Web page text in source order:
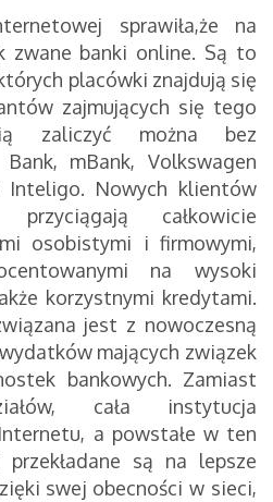
sprawiła,że na
zwane banki online. Są to
placówki znajdują się
zajmujących się tego
zaliczyć można bez
mBank, Volkswagen
Nowych klientów
całkowicie
osobistymi i firmowymi,
na wysoki
korzystnymi kredytami.
jest z nowoczesną
mających związek
bankowych. Zamiast
cała instytucja
a powstałe w ten
przekładane są na lepsze
swej obecności w sieci,